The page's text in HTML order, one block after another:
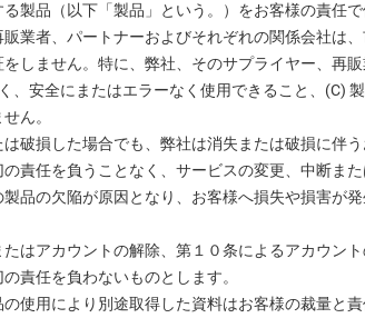
製品（以下「製品」という。）をお客様の責
業者、パートナーおよびそれぞれの関係会社
しません。特に、弊社、そのサプライヤー、再
、安全にまたはエラーなく使用できること、(C)
ん。
破損した場合でも、弊社は消失または破損に伴
責任を負うことなく、サービスの変更、中断
品の欠陥が原因となり、お客様へ損失や損害が
はアカウントの解除、第１０条によるアカウ
責任を負わないものとします。
使用により別途取得した資料はお客様の裁量